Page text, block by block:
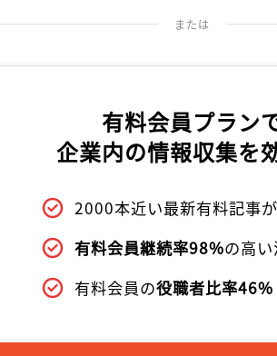
または
有料会員プラン
企業内の情報収集を
2000本近い最新有料記事が
有料会員継続率98%の高
有料会員の役職者比率46%